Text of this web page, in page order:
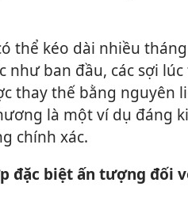
thể kéo dài nhiều
như ban đầu, các sợi
thay thế bằng nguyên
là một ví dụ đáng
chính xác.
đặc biệt ấn tượng đối